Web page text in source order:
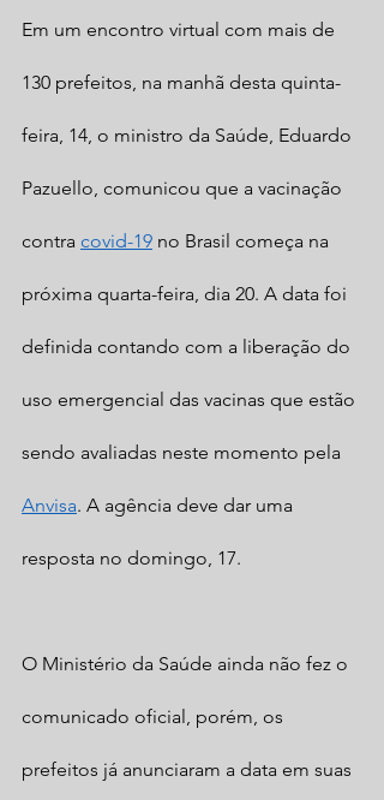
Em um encontro virtual com mais de
130 prefeitos, na manhã desta quinta-
feira, 14, o ministro da Saúde, Eduardo
Pazuello, comunicou que a vacinação
contra covid-19 no Brasil começa na
próxima quarta-feira, dia 20. A data foi
definida contando com a liberação do
uso emergencial das vacinas que estão
sendo avaliadas neste momento pela
Anvisa. A agência deve dar uma
resposta no domingo, 17.
O Ministério da Saúde ainda não fez o
comunicado oficial, porém, os
prefeitos já anunciaram a data em suas